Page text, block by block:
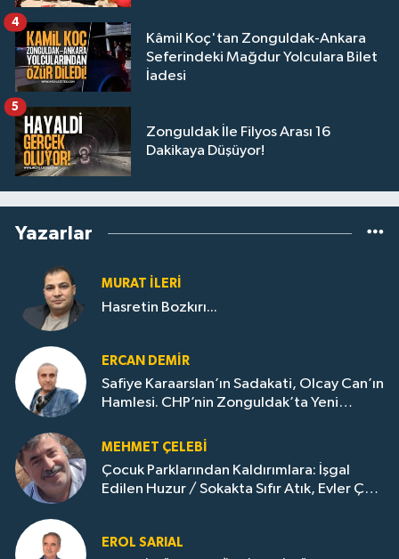
Kâmil Koç'tan Zonguldak-Ankara
Seferindeki Mağdur Yolculara Bilet
İadesi
4
Zonguldak İle Filyos Arası 16
Dakikaya Düşüyor!
5
Yazarlar
MURAT İLERI
Hasretin Bozkırı...
ERCAN DEMIR
Safiye Karaarslan’ın Sadakati, Olcay Can’ın
Hamlesi. CHP’nin Zonguldak’ta Yeni
MEHMET ÇELEBI
Çocuk Parklarından Kaldırımlara: İşgal
Edilen Huzur / Sokakta Sıfır Atık, Evler Çöp
EROL SARIAL